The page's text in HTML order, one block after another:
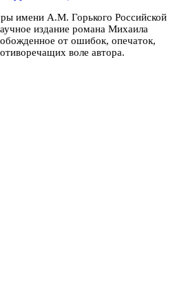
имени А.М. Горького Российской
издание романа Михаила
от ошибок, опечаток,
воле автора.